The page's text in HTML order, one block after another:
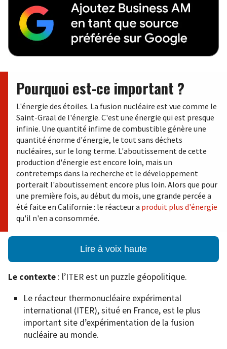
Pourquoi est-ce important ?
L'énergie des étoiles. La fusion nucléaire est vue comme le
Saint-Graal de l'énergie. C'est une énergie qui est presque
infinie. Une quantité infime de combustible génère une
quantité énorme d'énergie, le tout sans déchets
nucléaires, sur le long terme. L'aboutissement de cette
production d'énergie est encore loin, mais un
contretemps dans la recherche et le développement
porterait l'aboutissement encore plus loin. Alors que pour
une première fois, au début du mois, une grande percée a
été faite en Californie : le réacteur a produit plus d'énergie
qu'il n'en a consommée.
Lire à voix haute
Le contexte : l’ITER est un puzzle géopolitique.
Le réacteur thermonucléaire expérimental
international (ITER), situé en France, est le plus
important site d’expérimentation de la fusion
nucléaire au monde.